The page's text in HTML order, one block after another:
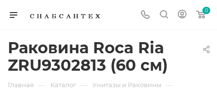
0
Раковина Roca Ria
ZRU9302813 (60 см)
Главная — Каталог — Унитазы и Раковины —